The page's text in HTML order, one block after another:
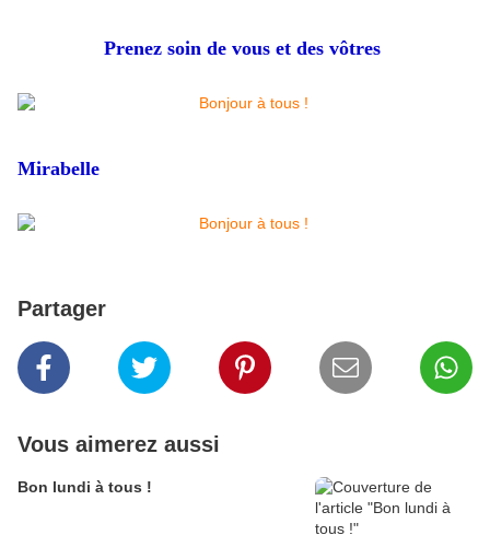
Prenez soin de vous et des vôtres
Mirabelle
Partager
Vous aimerez aussi
Bon lundi à tous !